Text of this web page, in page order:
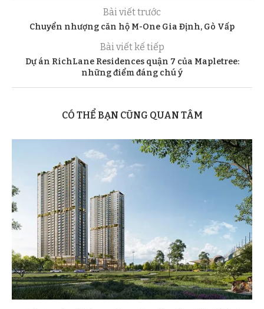
Bài viết trước
Chuyển nhượng căn hộ M-One Gia Định, Gò Vấp
Bài viết kế tiếp
Dự án RichLane Residences quận 7 của Mapletree:
những điểm đáng chú ý
CÓ THỂ BẠN CŨNG QUAN TÂM